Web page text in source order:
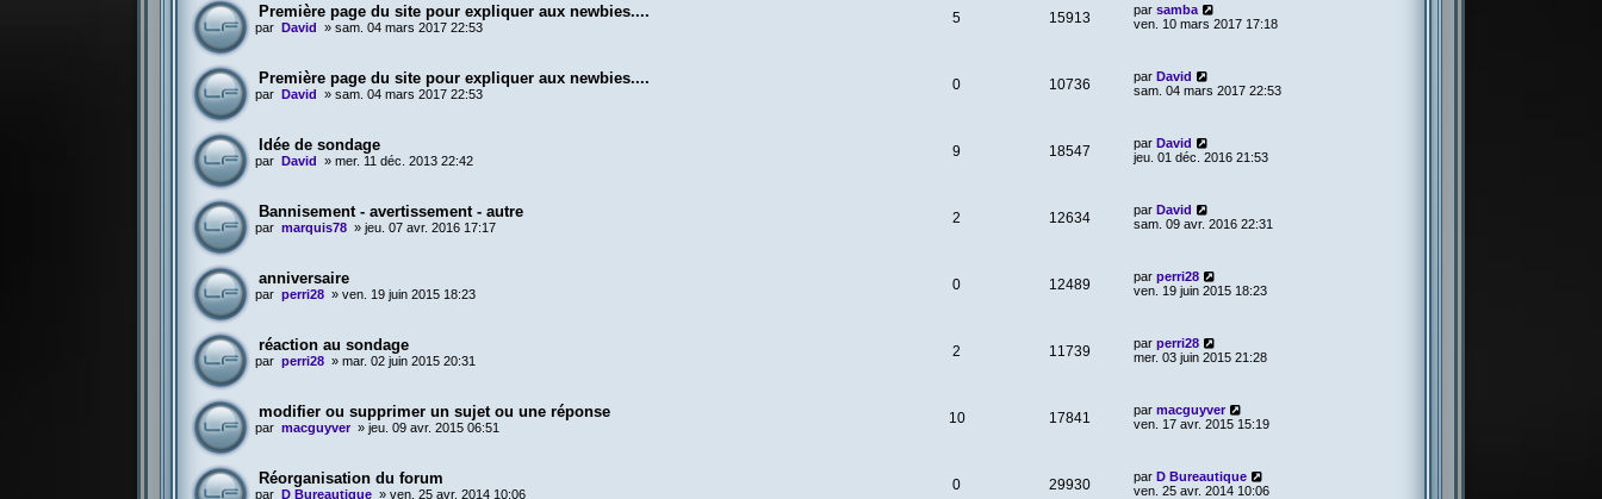
Première page du site pour expliquer aux newbies....
par David »sam. 04 mars 2017 22:53
5 15913 par samba
ven. 10 mars 2017 17:18
Première page du site pour expliquer aux newbies....
par David »sam. 04 mars 2017 22:53
0 10736 par David
sam. 04 mars 2017 22:53
Idée de sondage
par David »mer. 11 déc. 2013 22:42
9 18547 par David
jeu. 01 déc. 2016 21:53
Bannisement - avertissement - autre
par marquis78 »jeu. 07 avr. 2016 17:17
2 12634 par David
sam. 09 avr. 2016 22:31
anniversaire
par perri28 »ven. 19 juin 2015 18:23
0 12489 par perri28
ven. 19 juin 2015 18:23
réaction au sondage
par perri28 »mar. 02 juin 2015 20:31
2 11739 par perri28
mer. 03 juin 2015 21:28
modifier ou supprimer un sujet ou une réponse
par macguyver »jeu. 09 avr. 2015 06:51
10 17841 par macguyver
ven. 17 avr. 2015 15:19
Réorganisation du forum
par D Bureautique »ven. 25 avr. 2014 10:06
0 29930 par D Bureautique
ven. 25 avr. 2014 10:06